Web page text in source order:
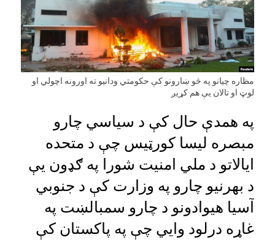
مظاره چیانو په څو ښارونو کې حکومتي ودانیو ته اورونه اچولي او
لوټ او تالان یې هم کړیږ
په همدې حال کې د سیاسي چارو
مبصره لیسا کورټیس چې د متحده
ایالاتو د ملي امنیت شورا په ګډون یې
د بهرنیو چارو په وزارت کې د جنوبي
آسیا هیوادونو د چارو سمبالښت په
غاړه درلود وایي چې په پاکستان کې